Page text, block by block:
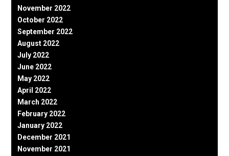
November 2022
October 2022
September 2022
August 2022
July 2022
June 2022
May 2022
April 2022
March 2022
February 2022
January 2022
December 2021
November 2021